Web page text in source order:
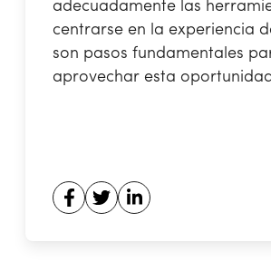
adecuadamente las
centrarse en la experiencia
son pasos fundamentales
aprovechar esta